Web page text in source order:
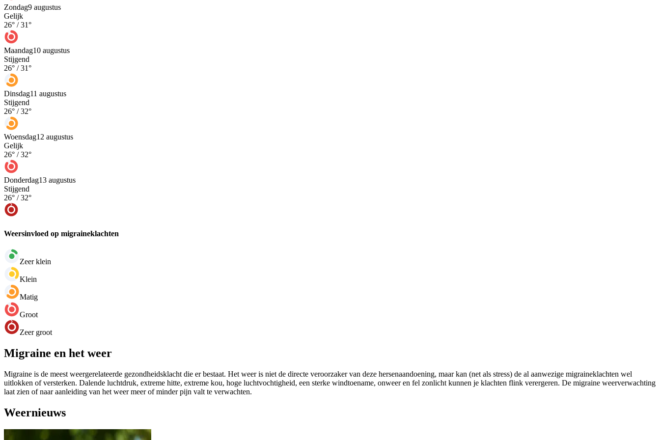
Zondag9 augustus
Gelijk
26° /31°
Maandag10 augustus
Stijgend
26° /31°
Dinsdag11 augustus
Stijgend
26° /32°
Woensdag12 augustus
Gelijk
26° /32°
Donderdag13 augustus
Stijgend
26° /32°
Weersinvloed op migraineklachten
Zeer klein
Klein
Matig
Groot
Zeer groot
Migraine en het weer
Migraine is de meest weergerelateerde gezondheidsklacht die er bestaat. Het weer is niet de directe veroorzaker van deze hersenaandoening, maar kan (net als stress) de al aanwezige migraineklachten wel
uitlokken of versterken. Dalende luchtdruk, extreme hitte, extreme kou, hoge luchtvochtigheid, een sterke windtoename, onweer en fel zonlicht kunnen je klachten flink verergeren. De migraine weerverwachting
laat zien of naar aanleiding van het weer meer of minder pijn valt te verwachten.
Weernieuws